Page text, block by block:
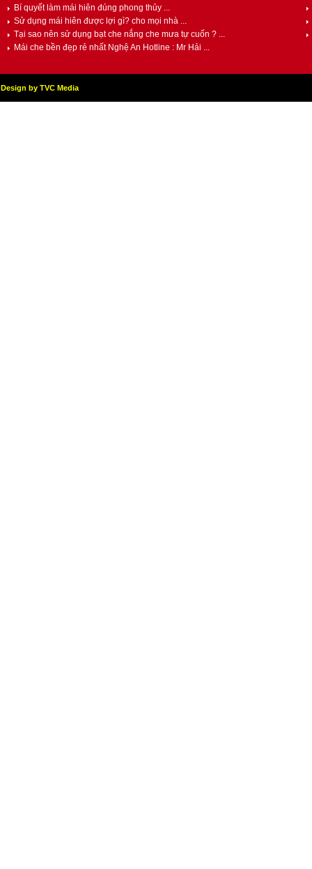
Bí quyết làm mái hiên đúng phong thủy ...
Sử dụng mái hiên được lợi gì? cho mọi nhà ...
Tại sao nên sử dụng bạt che nắng che mưa tự cuốn ? ...
Mái che bền đẹp rẻ nhất Nghệ An Hotline : Mr Hải ...
Design by TVC Media